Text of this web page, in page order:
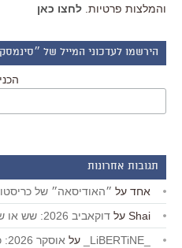
והמלצות פרטיות. לחצו כאן
הירשמו לעדכוני המייל של
תגובות אחרונות
אחד על ״האודיסאה״ של
Shai על דוקאביב 2026: שש או שבע המלצות
על אוסקר 2026: כל הזוכים